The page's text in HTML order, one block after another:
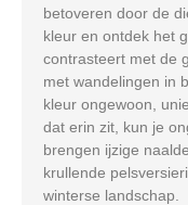
betoveren door de
kleur en ontdek het
contrasteert met de
met wandelingen in
kleur ongewoon,
dat erin zit, kun je
brengen ijzige
krullende
winterse landschap.